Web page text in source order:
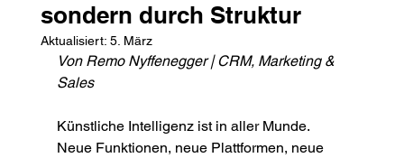
sondern durch Struktur
Aktualisiert: 5. März
Von Remo Nyffenegger | CRM, Marketing &
Sales
Künstliche Intelligenz ist in aller Munde.
Neue Funktionen, neue Plattformen, neue